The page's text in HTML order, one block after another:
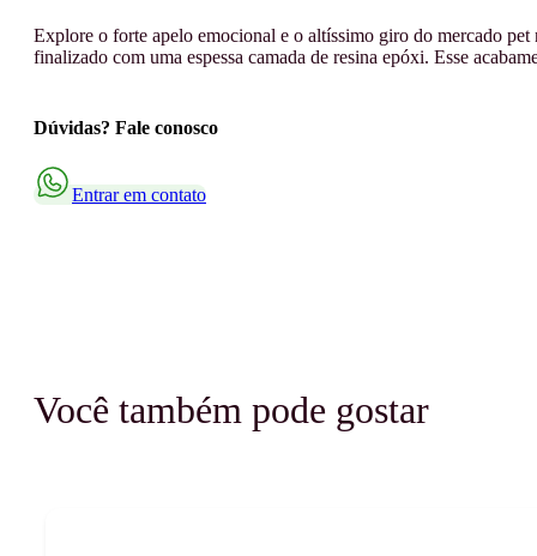
Explore o forte apelo emocional e o altíssimo giro do mercado
finalizado com uma espessa camada de resina epóxi. Esse
Dúvidas? Fale conosco
Entrar em contato
Você também pode gostar